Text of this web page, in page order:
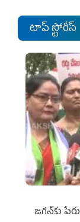
టాప్ స్టోరీస్
జగన్‌కు